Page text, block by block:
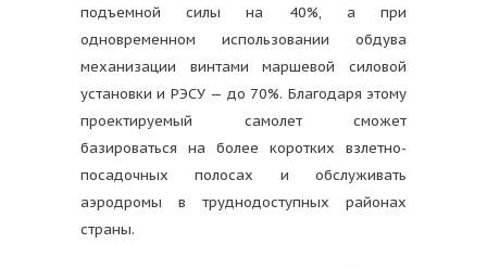
подъемной силы на 40%, а при
одновременном использовании обдува
механизации винтами маршевой силовой
установки и РЭСУ — до 70%. Благодаря этому
проектируемый самолет сможет
базироваться на более коротких взлетно-
посадочных полосах и обслуживать
аэродромы в труднодоступных районах
страны.